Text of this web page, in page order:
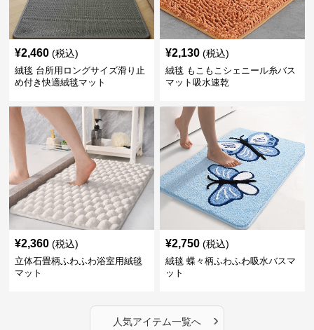
¥2,460 (税込)
絨毯 台所用ロングサイズ滑り止
め付き快適絨毯マット
¥2,130 (税込)
絨毯 もこもこシェニール糸バス
マット吸水速乾
¥2,360 (税込)
立体石畳柄ふわふわ浴室用絨毯
マット
¥2,750 (税込)
絨毯 蝶々柄ふわふわ吸水バスマ
ット
人気アイテム一覧へ ›